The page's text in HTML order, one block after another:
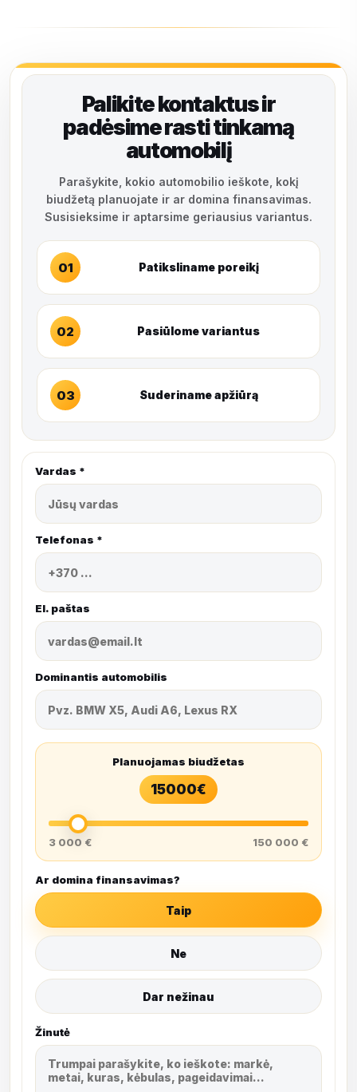
Palikite kontaktus ir
padėsime rasti tinkamą
automobilį
Parašykite, kokio automobilio ieškote, kokį
biudžetą planuojate ir ar domina finansavimas.
Susisieksime ir aptarsime geriausius variantus.
01 Patiksliname poreikį
02 Pasiūlome variantus
03 Suderiname apžiūrą
Vardas *
Telefonas *
El. paštas
Dominantis automobilis
Planuojamas biudžetas
15000€
3 000 € 150 000 €
Ar domina finansavimas?
Taip
Ne
Dar nežinau
Žinutė